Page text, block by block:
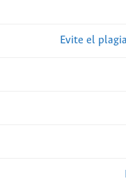
Evite el